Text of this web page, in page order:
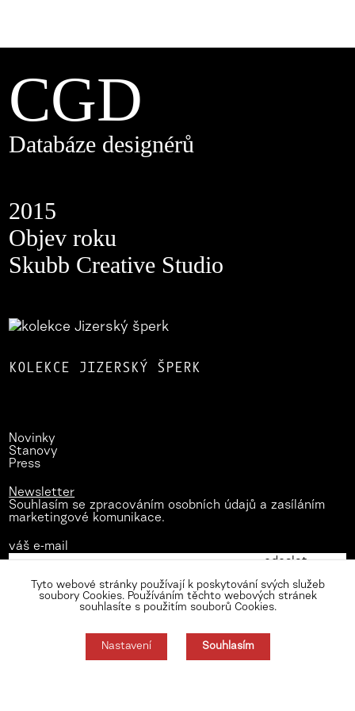
CGD
Databáze designérů
2015
Objev roku
Skubb Creative Studio
KOLEKCE JIZERSKÝ ŠPERK
Novinky
Stanovy
Press
Newsletter
Souhlasím se zpracováním osobních údajů a zasíláním
marketingové komunikace.
váš e-mail
Zásady zpracování osobních údajů
Nastavení cookies
Tyto webové stránky používají k poskytování svých služeb
soubory Cookies. Používáním těchto webových stránek
souhlasíte s použitím souborů Cookies.
Nastavení Souhlasím